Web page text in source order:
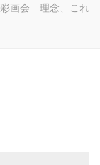
彩画会 理念、これ